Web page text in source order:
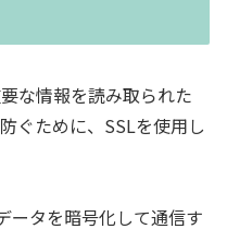
な情報を読み取られた
ぐために、SSLを使用し
ータを暗号化して通信す